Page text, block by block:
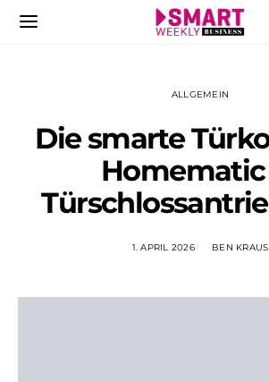
ALLGEMEIN
Die smarte
Homematic
1. APRIL 2026 BEN KRAUS